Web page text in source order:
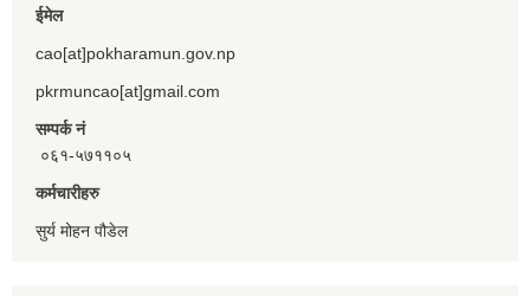
ईमेल
cao[at]pokharamun.gov.np
pkrmuncao[at]gmail.com
सम्पर्क नं
०६१-५७११०५
कर्मचारीहरु
सुर्य मोहन पौडेल